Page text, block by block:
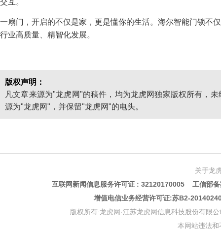
交互。
一扇门，开启的不仅是家，更是懂你的生活。海尔智能门锁不
行业高质量、精智化发展。
版权声明：
凡文章来源为"龙虎网"的稿件，均为龙虎网独家版权所有，
源为"龙虎网"，并保留"龙虎网"的电头。
关于龙
互联网新闻信息服务许可证 : 32120170005 工信部
增值电信业务经营许可证:苏B2-
版权所有:龙虎网·江苏龙虎网信息科技股份有限
本网站违法